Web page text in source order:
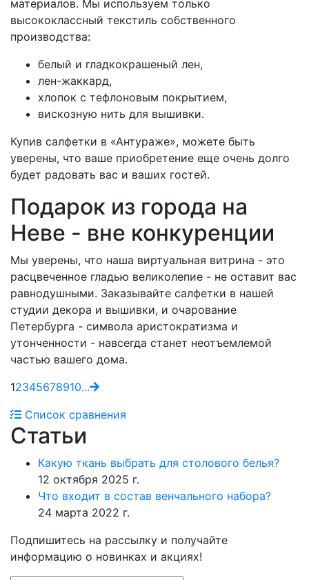
материалов. Мы используем только
высококлассный текстиль собственного
производства:
белый и гладкокрашеный лен,
лен-жаккард,
хлопок с тефлоновым покрытием,
вискозную нить для вышивки.
Купив салфетки в «Антураже», можете быть
уверены, что ваше приобретение еще очень долго
будет радовать вас и ваших гостей.
Подарок из города на
Неве - вне конкуренции
Мы уверены, что наша виртуальная витрина - это
расцвеченное гладью великолепие - не оставит вас
равнодушными. Заказывайте салфетки в нашей
студии декора и вышивки, и очарование
Петербурга - символа аристократизма и
утонченности - навсегда станет неотъемлемой
частью вашего дома.
12345678910...
Список сравнения
Статьи
Какую ткань выбрать для столового белья?
12 октября 2025 г.
Что входит в состав венчального набора?
24 марта 2022 г.
Подпишитесь на рассылку и получайте
информацию о новинках и акциях!